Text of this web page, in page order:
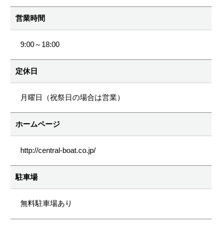
営業時間
9:00～18:00
定休日
月曜日（祝祭日の場合は営業）
ホームページ
http://central-boat.co.jp/
駐車場
無料駐車場あり